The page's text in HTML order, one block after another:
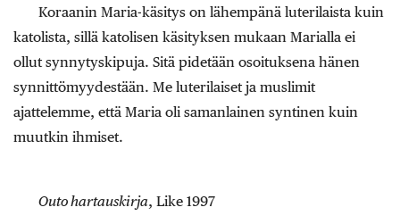
Koraanin Maria-käsitys on lähempänä luterilaista kuin
katolista, sillä katolisen käsityksen mukaan Marialla ei
ollut synnytyskipuja. Sitä pidetään osoituksena hänen
synnittömyydestään. Me luterilaiset ja muslimit
ajattelemme, että Maria oli samanlainen syntinen kuin
muutkin ihmiset.
Outo hartauskirja, Like 1997